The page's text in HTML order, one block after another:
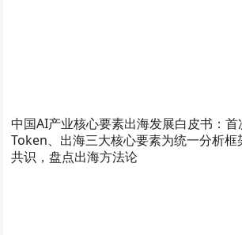
中国AI产业核心要素出海发展白皮书：首
Token、出海三大核心要素为统一分析框
共识，盘点出海方法论